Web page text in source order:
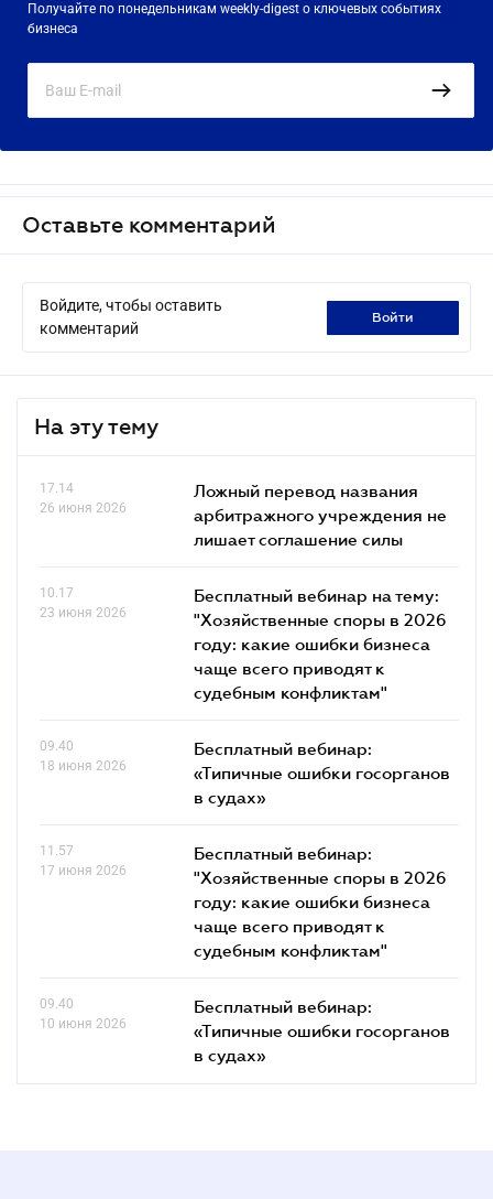
Получайте по понедельникам weekly-digest о ключевых событиях
бизнеса
Оставьте комментарий
Войдите, чтобы оставить
комментарий
войти
На эту тему
17.14
26 июня 2026
Ложный перевод названия
арбитражного учреждения не
лишает соглашение силы
10.17
23 июня 2026
Бесплатный вебинар на тему:
"Хозяйственные споры в 2026
году: какие ошибки бизнеса
чаще всего приводят к
судебным конфликтам"
09.40
18 июня 2026
Бесплатный вебинар:
«Типичные ошибки госорганов
в судах»
11.57
17 июня 2026
Бесплатный вебинар:
"Хозяйственные споры в 2026
году: какие ошибки бизнеса
чаще всего приводят к
судебным конфликтам"
09.40
10 июня 2026
Бесплатный вебинар:
«Типичные ошибки госорганов
в судах»